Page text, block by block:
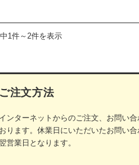
1件～2件を表示
ご注文方法
インターネットからのご注文、お問い
おります。休業日にいただいたお問い
営業日となります。